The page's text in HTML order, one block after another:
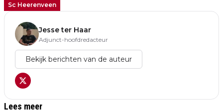
Sc Heerenveen
Jesse ter Haar
Adjunct-hoofdredacteur
Bekijk berichten van de auteur
Lees meer